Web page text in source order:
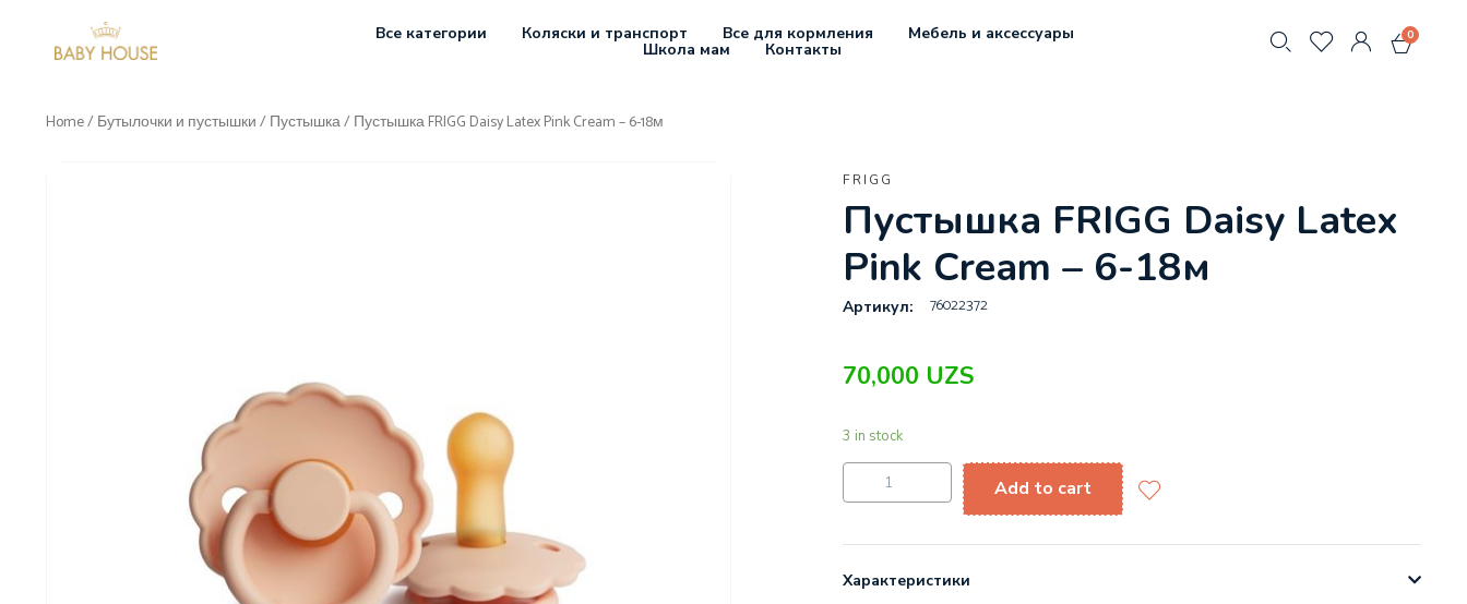
Все категории Коляски и транспорт Все для кормления Мебель и аксессуары
Школа мам Контакты
0
Home/Бутылочки и пустышки/Пустышка/ Пустышка FRIGG Daisy Latex Pink Cream – 6-18м
FRIGG
Пустышка FRIGG Daisy Latex
Pink Cream – 6-18м
Артикул: 76022372
70,000 UZS
3 in stock
Add to cart
Характеристики